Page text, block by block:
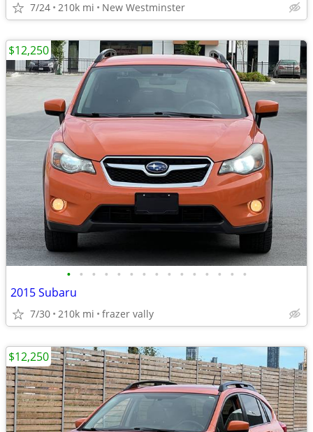
7/24 210k mi New Westminster
• • • • • • • • • • • • • • •
2015 Subaru
7/30 210k mi frazer vally
$12,250
$12,250